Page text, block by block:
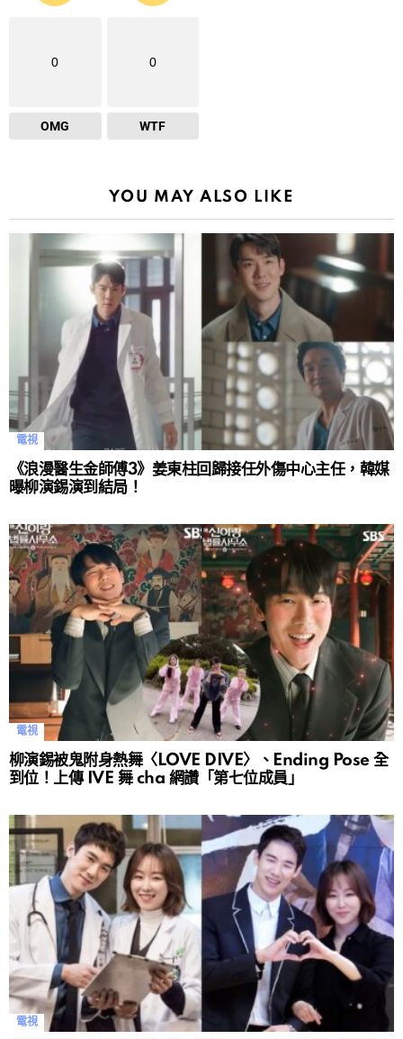
0
OMG
0
WTF
YOU MAY ALSO LIKE
電視
《浪漫醫生金師傅3》姜東柱回歸接任外傷中心主任，韓媒
曝柳演錫演到結局！
電視
柳演錫被鬼附身熱舞〈LOVE DIVE〉、Ending Pose 全
到位！上傳 IVE 舞 cha 網讚「第七位成員」
電視